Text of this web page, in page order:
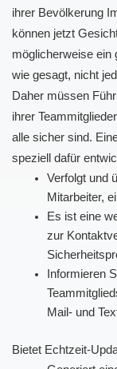
ihrer Bevölkerung
können jetzt
möglicherweise ein
wie gesagt, nicht
Daher müssen
ihrer
alle sicher sind.
speziell dafür
Verfolgt und
Mitarbeiter,
Es ist eine
zur
Informieren
Mail- und
Bietet Echtzeit-